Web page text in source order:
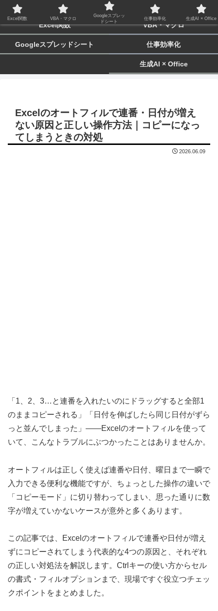
biz-tactics
Excel関数 VBA・マクロ
Googleスプレッドシート 仕事効率化
生成AI × Office
Excelのオートフィルで連番・日付が増え
ない原因と正しい操作方法｜コピーになっ
てしまうときの対処
2026.06.09
「1、2、3…と連番を入れたいのにドラッグすると全部1
のままコピーされる」「日付を伸ばしたら同じ日付がずら
っと並んでしまった」——Excelのオートフィルを使って
いて、こんなトラブルにぶつかったことはありませんか。
オートフィルは正しく使えば連番や日付、曜日まで一瞬で
入力できる便利な機能ですが、ちょっとした操作の違いで
「コピーモード」に切り替わってしまい、思った通りに数
字が増えていかないケースが意外と多くあります。
この記事では、Excelのオートフィルで連番や日付が増え
ずにコピーされてしまう代表的な4つの原因と、それぞれ
の正しい対処法を解説します。Ctrlキーの使い方からセル
の書式・フィルオプションまで、現場ですぐ役立つチェッ
クポイントをまとめました。
Excel関数 VBA・マクロ
Googleスプレッ
ドシート
仕事効率化 生成AI × Office